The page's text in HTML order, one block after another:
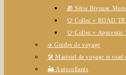
🎁 Série Bivouac Moto
👕 Collec « ROAD
👕 Collec « Apprentis
✈️ Guides de voyage
🛠️ Matériel de voyage et road
🏜️ Autocollants